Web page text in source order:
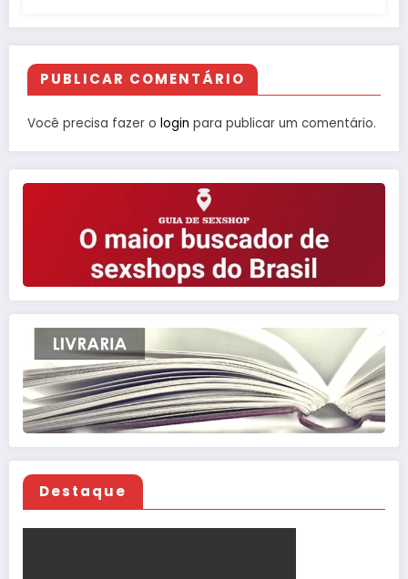
PUBLICAR COMENTÁRIO
Você precisa fazer o login para publicar um comentário.
Destaque